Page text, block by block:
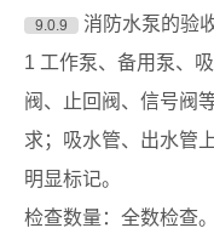
9.0.9
消防水泵的验
1 工作泵、备用泵、
阀、止回阀、信号阀
求；吸水管、出水管
明显标记。
检查数量：全数检查。